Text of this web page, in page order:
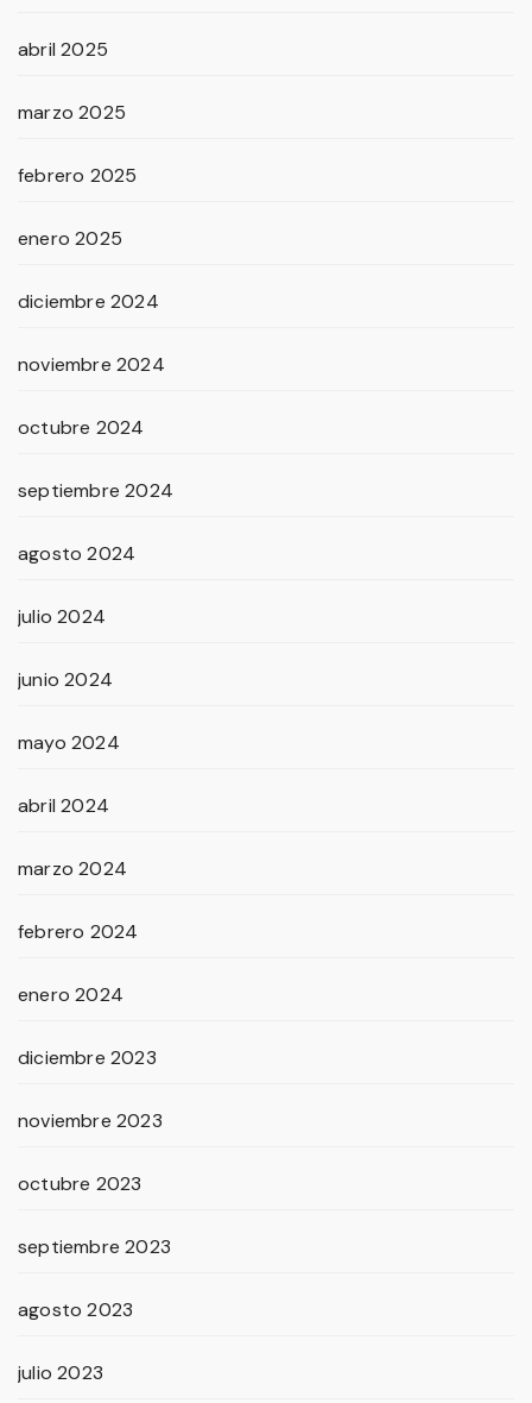
abril 2025
marzo 2025
febrero 2025
enero 2025
diciembre 2024
noviembre 2024
octubre 2024
septiembre 2024
agosto 2024
julio 2024
junio 2024
mayo 2024
abril 2024
marzo 2024
febrero 2024
enero 2024
diciembre 2023
noviembre 2023
octubre 2023
septiembre 2023
agosto 2023
julio 2023